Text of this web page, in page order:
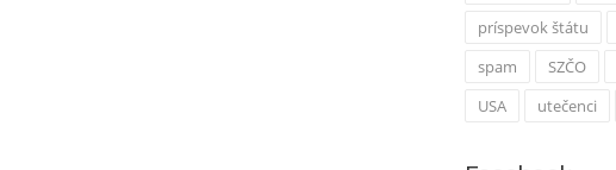
príspevok štátu
spam
SZČO
USA
utečenci